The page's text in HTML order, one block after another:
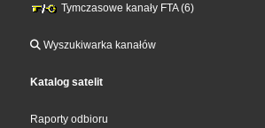
Tymczasowe kanały FTA (6)
Wyszukiwarka kanałów
Katalog satelit
Raporty odbioru